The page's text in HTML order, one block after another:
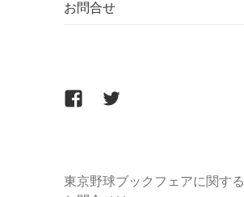
お問合せ
Facebook
twitter
東京野球ブックフェアに関する